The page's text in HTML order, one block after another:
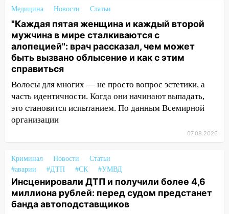
выбросил из машины страйкбольную
гранату: его задержали
12:34 На Ульяновскую область
надвигается сильнейшая непогода: град
и шквал до 27 м/с
12:31
из Европы и потерял 760 тысяч рублей
12:20 В Чердаклинском районе
столкнулись «Лада» и Chevrolet:
августа: список АЗС
11:50 Заснул рядом с ребёнком и
случайно задушил его: суд вынес
приговор
Медицина Новости Статьи
"Каждая пятая женщина и каждый второй
мужчина в мире сталкиваются с
алопецией": врач рассказал, чем может
быть вызвано облысение и как с этим
справиться
Волосы для многих — не просто вопрос эстетики, а
часть идентичности. Когда они начинают выпадать,
это становится испытанием. По данным Всемирной
организации
07.08.2026
Криминал Новости
Статьи
#аварии
#ДТП #СК #УМВД
Инсценировали ДТП и получили более 4,6
миллиона рублей: перед судом предстанет
банда автоподставщиков